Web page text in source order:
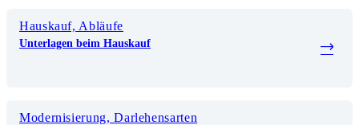
Hauskauf, Abläufe
Unterlagen beim Hauskauf
Modernisierung, Darlehensarten